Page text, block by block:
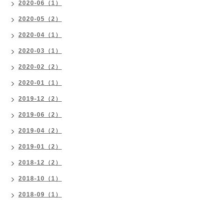
2020-06（1）
2020-05（2）
2020-04（1）
2020-03（1）
2020-02（2）
2020-01（1）
2019-12（2）
2019-06（2）
2019-04（2）
2019-01（2）
2018-12（2）
2018-10（1）
2018-09（1）